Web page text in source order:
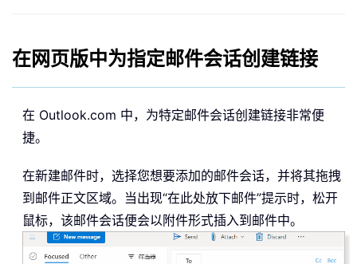
在网页版中为指定邮件会话创建链接
在 Outlook.com 中，为特定邮件会话创建链接非常便
捷。
在新建邮件时，选择您想要添加的邮件会话，并将其拖拽
到邮件正文区域。当出现“在此处放下邮件”提示时，松开
鼠标，该邮件会话便会以附件形式插入到邮件中。